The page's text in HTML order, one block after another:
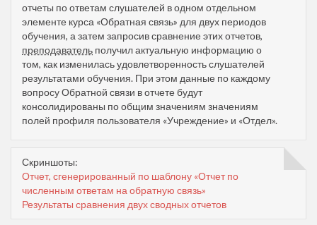
отчеты по ответам слушателей в одном отдельном
элементе курса «‎Обратная связь» для двух периодов
обучения, а затем запросив сравнение этих отчетов,
преподаватель получил актуальную информацию о
том, как изменилась удовлетворенность слушателей
результатами обучения. При этом данные по каждому
вопросу Обратной связи в отчете будут
консолидированы по общим значениям значениям
полей профиля пользователя «Учреждение» и «Отдел».
Скриншоты:
Отчет, сгенерированный по шаблону «Отчет по
численным ответам на обратную связь‎»
Результаты сравнения двух сводных отчетов